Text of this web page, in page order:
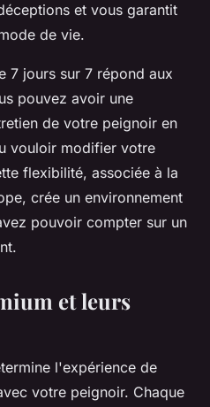
et vous garantit
de vie.
7 jours sur 7 répond aux
pouvez avoir une
de votre peignoir en
vouloir modifier votre
flexibilité, associée à la
crée un environnement
pouvoir compter sur un
et leurs
l'expérience de
votre peignoir. Chaque